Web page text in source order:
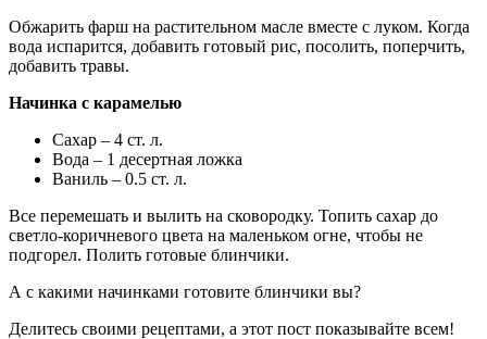
Обжарить фарш на растительном масле вместе с луком. Когда
вода испарится, добавить готовый рис, посолить, поперчить,
добавить травы.
Начинка с карамелью
Сахар – 4 ст. л.
Вода – 1 десертная ложка
Ваниль – 0.5 ст. л.
Все перемешать и вылить на сковородку. Топить сахар до
светло-коричневого цвета на маленьком огне, чтобы не
подгорел. Полить готовые блинчики.
А с какими начинками готовите блинчики вы?
Делитесь своими рецептами, а этот пост показывайте всем!